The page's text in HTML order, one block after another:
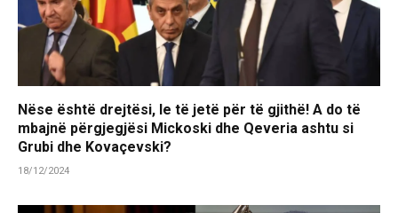
Nëse është drejtësi, le të jetë për të gjithë! A do të
mbajnë përgjegjësi Mickoski dhe Qeveria ashtu si
Grubi dhe Kovaçevski?
18/12/2024